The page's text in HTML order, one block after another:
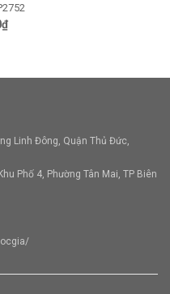
Linh Đông, Quận Thủ Đức,
Phố 4, Phường Tân Mai, TP Biên